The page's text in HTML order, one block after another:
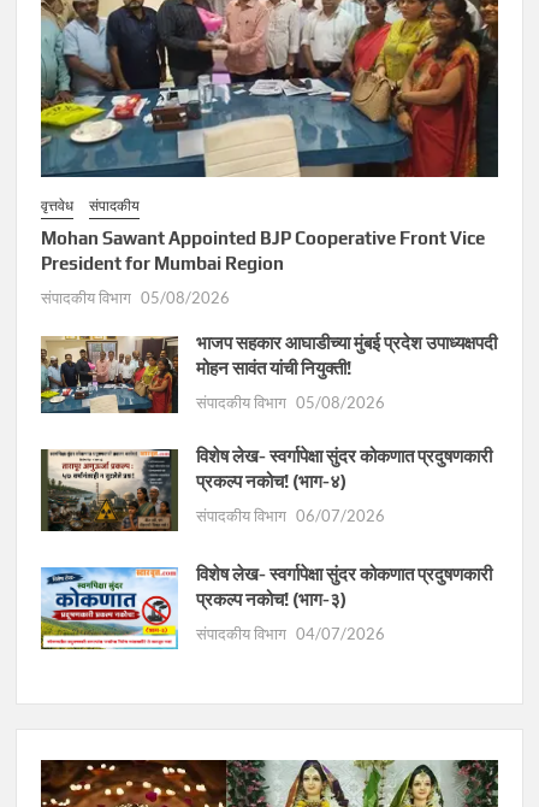
वृत्तवेध संपादकीय
Mohan Sawant Appointed BJP Cooperative Front Vice
President for Mumbai Region
संपादकीय विभाग 05/08/2026
भाजप सहकार आघाडीच्या मुंबई प्रदेश उपाध्यक्षपदी
मोहन सावंत यांची नियुक्ती!
संपादकीय विभाग 05/08/2026
विशेष लेख- स्वर्गापेक्षा सुंदर कोकणात प्रदुषणकारी
प्रकल्प नकोच! (भाग-४)
संपादकीय विभाग 06/07/2026
विशेष लेख- स्वर्गापेक्षा सुंदर कोकणात प्रदुषणकारी
प्रकल्प नकोच! (भाग-३)
संपादकीय विभाग 04/07/2026